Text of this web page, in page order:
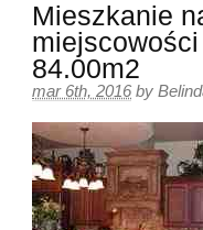
Mieszkanie
84.00m2
mar 6th, 2016 by